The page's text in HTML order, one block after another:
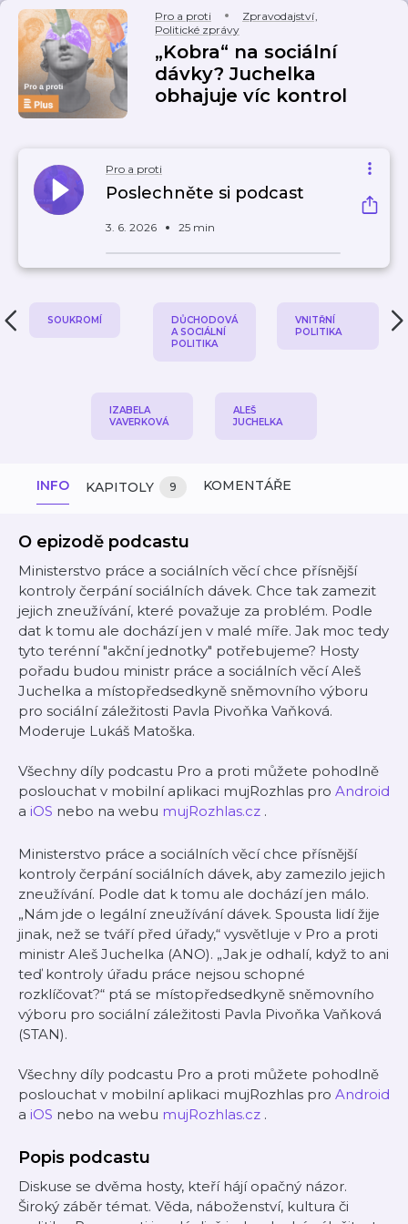
Pro a proti Zpravodajství,
Politické zprávy
„Kobra“ na sociální
dávky? Juchelka
obhajuje víc kontrol
Pro a proti
Poslechněte si podcast
3. 6. 2026 25 min
SOUKROMÍ
DŮCHODOVÁ
A SOCIÁLNÍ
POLITIKA
VNITŘNÍ
POLITIKA
IZABELA
VAVERKOVÁ
ALEŠ
JUCHELKA
INFO KAPITOLY 9 KOMENTÁŘE
O epizodě podcastu
Ministerstvo práce a sociálních věcí chce přísnější
kontroly čerpání sociálních dávek. Chce tak zamezit
jejich zneužívání, které považuje za problém. Podle
dat k tomu ale dochází jen v malé míře. Jak moc tedy
tyto terénní "akční jednotky" potřebujeme? Hosty
pořadu budou ministr práce a sociálních věcí Aleš
Juchelka a místopředsedkyně sněmovního výboru
pro sociální záležitosti Pavla Pivoňka Vaňková.
Moderuje Lukáš Matoška.
Všechny díly podcastu Pro a proti můžete pohodlně
poslouchat v mobilní aplikaci mujRozhlas pro Android
a iOS nebo na webu mujRozhlas.cz .
Ministerstvo práce a sociálních věcí chce přísnější
kontroly čerpání sociálních dávek, aby zamezilo jejich
zneužívání. Podle dat k tomu ale dochází jen málo.
„Nám jde o legální zneužívání dávek. Spousta lidí žije
jinak, než se tváří před úřady,“ vysvětluje v Pro a proti
ministr Aleš Juchelka (ANO). „Jak je odhalí, když to ani
teď kontroly úřadu práce nejsou schopné
rozklíčovat?“ ptá se místopředsedkyně sněmovního
výboru pro sociální záležitosti Pavla Pivoňka Vaňková
(STAN).
Všechny díly podcastu Pro a proti můžete pohodlně
poslouchat v mobilní aplikaci mujRozhlas pro Android
a iOS nebo na webu mujRozhlas.cz .
Popis podcastu
Diskuse se dvěma hosty, kteří hájí opačný názor.
Široký záběr témat. Věda, náboženství, kultura či